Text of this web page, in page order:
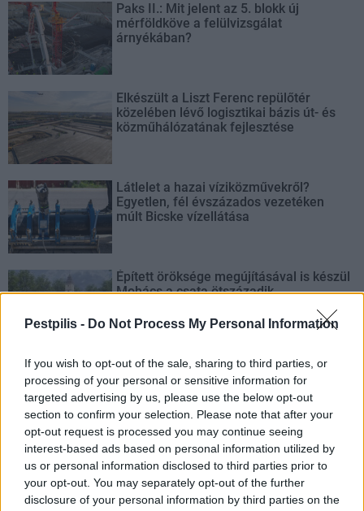
Pestpilis - Do Not Process My Personal Information
If you wish to opt-out of the sale, sharing to third parties, or
processing of your personal or sensitive information for
targeted advertising by us, please use the below opt-out
section to confirm your selection. Please note that after your
opt-out request is processed you may continue seeing
interest-based ads based on personal information utilized by
us or personal information disclosed to third parties prior to
your opt-out. You may separately opt-out of the further
disclosure of your personal information by third parties on the
Paks II.: Mit jelent az 5. blokk új
mérföldköve a felülvizsgálat
árnyékában?
Elkészült a Liszt Ferenc repülőtér
közelében lévő logisztikai bázis út- és
közműhálózatának fejlesztése
Látlelet a hazai víziközművekről?
Egyetlen, fél évszázados vezetéken
múlt Bicske vízellátása
Épített öröksége megújításával is készül
Mohács a csata ötszázadik
AJÁNLJUK MÉG
Helyi